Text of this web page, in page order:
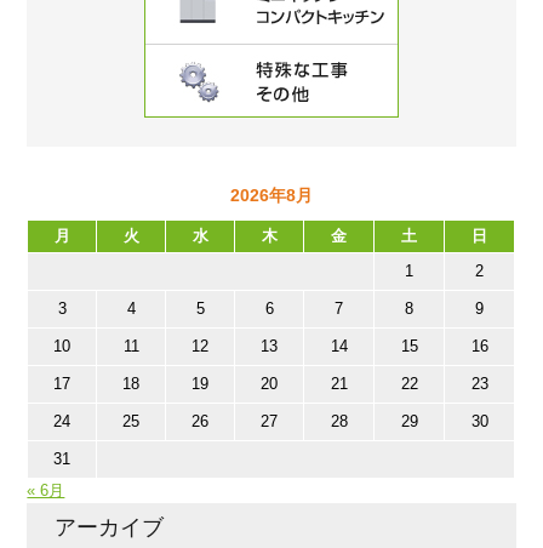
2026年8月
月 火 水 木 金 土
日
1
2
3 4 5 6 7 8 9
10 11 12 13 14 15 16
17 18 19 20 21 22 23
24 25 26 27 28 29 30
31
« 6月
アーカイブ